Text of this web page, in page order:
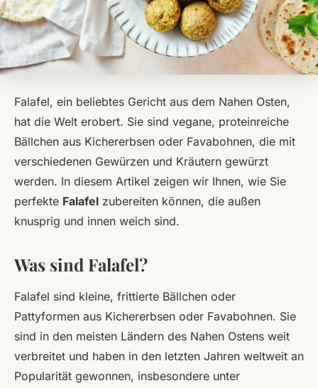
Falafel, ein beliebtes Gericht aus dem Nahen Osten,
hat die Welt erobert. Sie sind vegane, proteinreiche
Bällchen aus Kichererbsen oder Favabohnen, die mit
verschiedenen Gewürzen und Kräutern gewürzt
werden. In diesem Artikel zeigen wir Ihnen, wie Sie
perfekte Falafel zubereiten können, die außen
knusprig und innen weich sind.
Was sind Falafel?
Falafel sind kleine, frittierte Bällchen oder
Pattyformen aus Kichererbsen oder Favabohnen. Sie
sind in den meisten Ländern des Nahen Ostens weit
verbreitet und haben in den letzten Jahren weltweit an
Popularität gewonnen, insbesondere unter